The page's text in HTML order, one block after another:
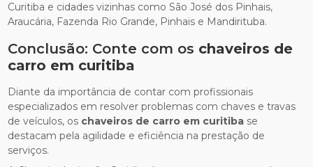
Curitiba e cidades vizinhas como São José dos Pinhais,
Araucária, Fazenda Rio Grande, Pinhais e Mandirituba.
Conclusão: Conte com os chaveiros de
carro em curitiba
Diante da importância de contar com profissionais
especializados em resolver problemas com chaves e travas
de veículos, os chaveiros de carro em curitiba se
destacam pela agilidade e eficiência na prestação de
serviços.